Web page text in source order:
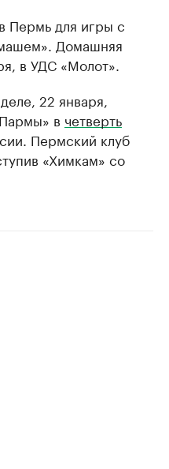
Пермь для игры с
Домашняя
в УДС «Молот».
22 января,
в четверть
Пермский клуб
«Химкам» со